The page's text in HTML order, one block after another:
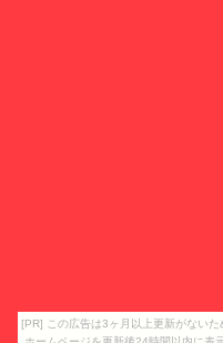
[PR] この広告は3ヶ月以上更新がないた